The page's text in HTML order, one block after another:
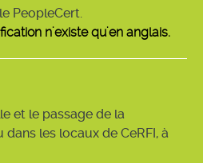
PeopleCert.
n'existe qu'en anglais.
et le passage de la
les locaux de CeRFI, à